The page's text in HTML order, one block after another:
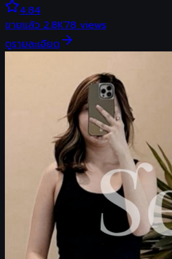
4.84
ขายแล้ว2.8K78views
ดูรายละเอียด